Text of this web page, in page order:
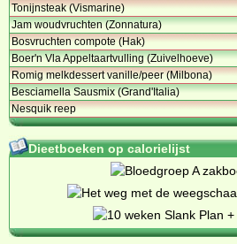
Tonijnsteak (Vismarine)
Jam woudvruchten (Zonnatura)
Bosvruchten compote (Hak)
Boer'n Vla Appeltaartvulling (Zuivelhoeve)
Romig melkdessert vanille/peer (Milbona)
Besciamella Sausmix (Grand'Italia)
Nesquik reep
Dieetboeken op calorielijst